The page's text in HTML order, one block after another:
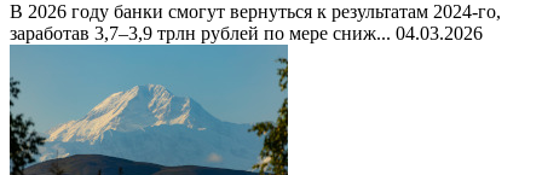
В 2026 году банки смогут вернуться к результатам 2024-го,
заработав 3,7–3,9 трлн рублей по мере сниж... 04.03.2026